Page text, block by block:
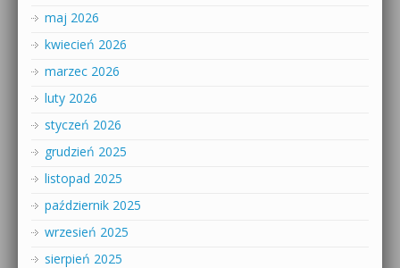
maj 2026
kwiecień 2026
marzec 2026
luty 2026
styczeń 2026
grudzień 2025
listopad 2025
październik 2025
wrzesień 2025
sierpień 2025